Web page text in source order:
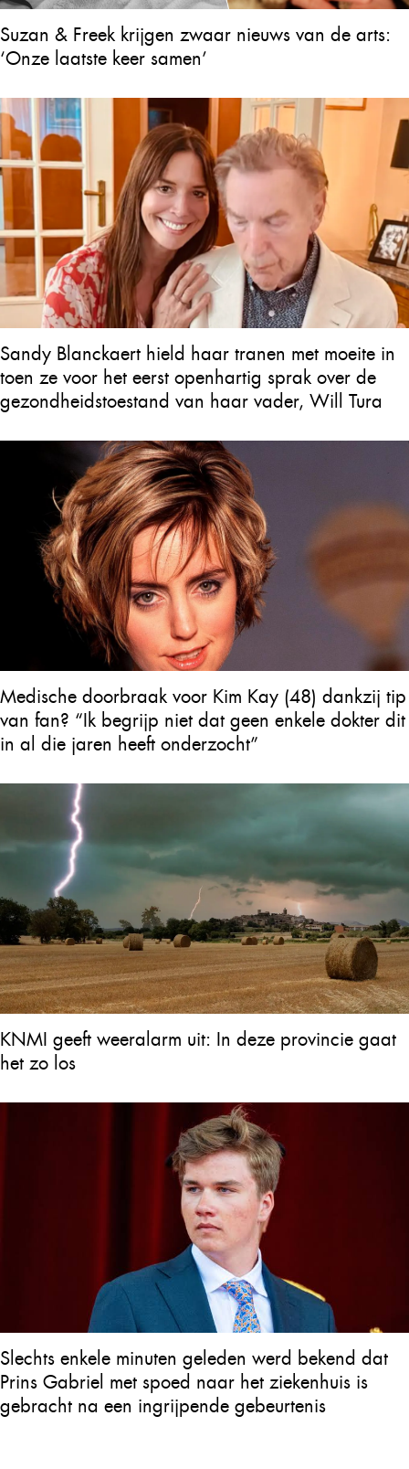
Suzan & Freek krijgen zwaar nieuws van de arts:
‘Onze laatste keer samen’
Sandy Blanckaert hield haar tranen met moeite in
toen ze voor het eerst openhartig sprak over de
gezondheidstoestand van haar vader, Will Tura
Medische doorbraak voor Kim Kay (48) dankzij tip
van fan? “Ik begrijp niet dat geen enkele dokter dit
in al die jaren heeft onderzocht”
KNMI geeft weeralarm uit: In deze provincie gaat
het zo los
Slechts enkele minuten geleden werd bekend dat
Prins Gabriel met spoed naar het ziekenhuis is
gebracht na een ingrijpende gebeurtenis